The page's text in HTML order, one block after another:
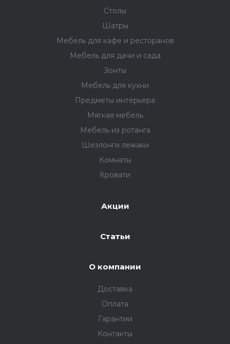
Столы
Шатры
Мебель для кафе и ресторанов
Мебель для дачи и сада
Зонты
Мебель для кухни
Предметы интерьера
Мягкая мебель
Мебель из ротанга
Шезлонги лежаки
Комнаты
Кровати
Акции
Cтатьи
О компании
Доставка
Оплата
Гарантии
Контакты